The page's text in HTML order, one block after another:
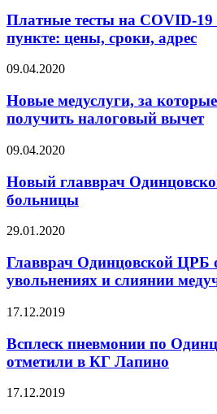
Платные тесты на COVID-
пункте: цены, сроки, адрес
09.04.2020
Новые медуслуги, за
получить налоговый вычет
09.04.2020
Новый главврач
больницы
29.01.2020
Главврач Одинцовской ЦРБ
увольнениях и слиянии
17.12.2019
Всплеск пневмонии по
отметили в КГ Лапино
17.12.2019